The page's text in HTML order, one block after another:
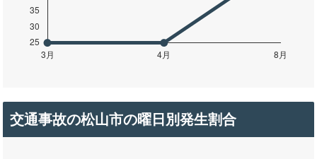
交通事故の松山市の曜日別発生割合